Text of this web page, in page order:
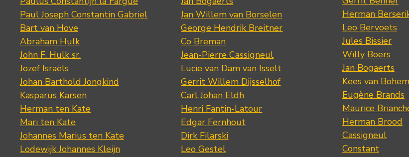
Paul Joseph Constantin Gabriel
Bart van Hove
Abraham Hulk
John F. Hulk sr.
Jozef Israëls
Johan Barthold Jongkind
Kasparus Karsen
Herman ten Kate
Mari ten Kate
Johannes Marius ten Kate
Lodewijk Johannes Kleijn
Jan Willem van Borselen
George Hendrik Breitner
Co Breman
Jean-Pierre Cassigneul
Lucie van Dam van Isselt
Gerrit Willem Dijsselhof
Carl Johan Eldh
Henri Fantin-Latour
Edgar Fernhout
Dirk Filarski
Leo Gestel
Herman
Leo Bervoets
Jules Bissier
Willy Boers
Jan Bogaerts
Kees van
Eugène Brands
Maurice
Herman Brood
Cassigneul
Constant